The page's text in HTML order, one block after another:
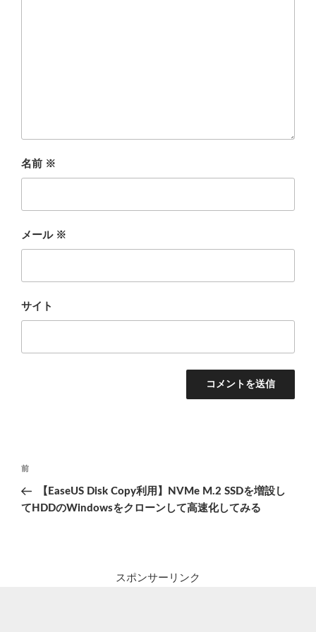
名前 ※
メール ※
サイト
投
ナ
前
の
投
前
【EaseUS Disk Copy利用】NVMe M.2 SSDを増設し
てHDDのWindowsをクローンして高速化してみる
スポンサーリンク